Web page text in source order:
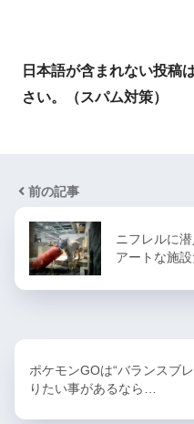
日本語が含まれない投稿
さい。（スパム対策）
前の記事
ニフレルに
アートな施
ポケモンGOは“バランスブ
りたい事があるなら…